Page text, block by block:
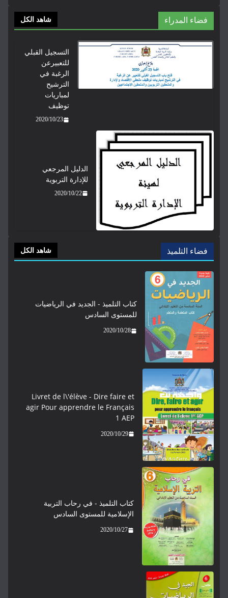
فضاء المدراء شاهد الكل
التسجيل القبلي
للتعبيرعن
الرغبة في
الترشيح
لمباريات
توظيف
2020/10/23
الدليل المرجعي
للإدارة التربوية
2020/10/22
فضاء التلميذ شاهد الكل
كتاب التلميذ - الجديد في الرياضيات
للمستوى السادس
2020/10/28
Livret de l\'élève - ​​​Dire faire et
agir Pour apprendre le Français
1 AEP
2020/10/29
كتاب التلميذ - في رحاب التربية
الإسلامية للمستوى السادس
2020/10/27